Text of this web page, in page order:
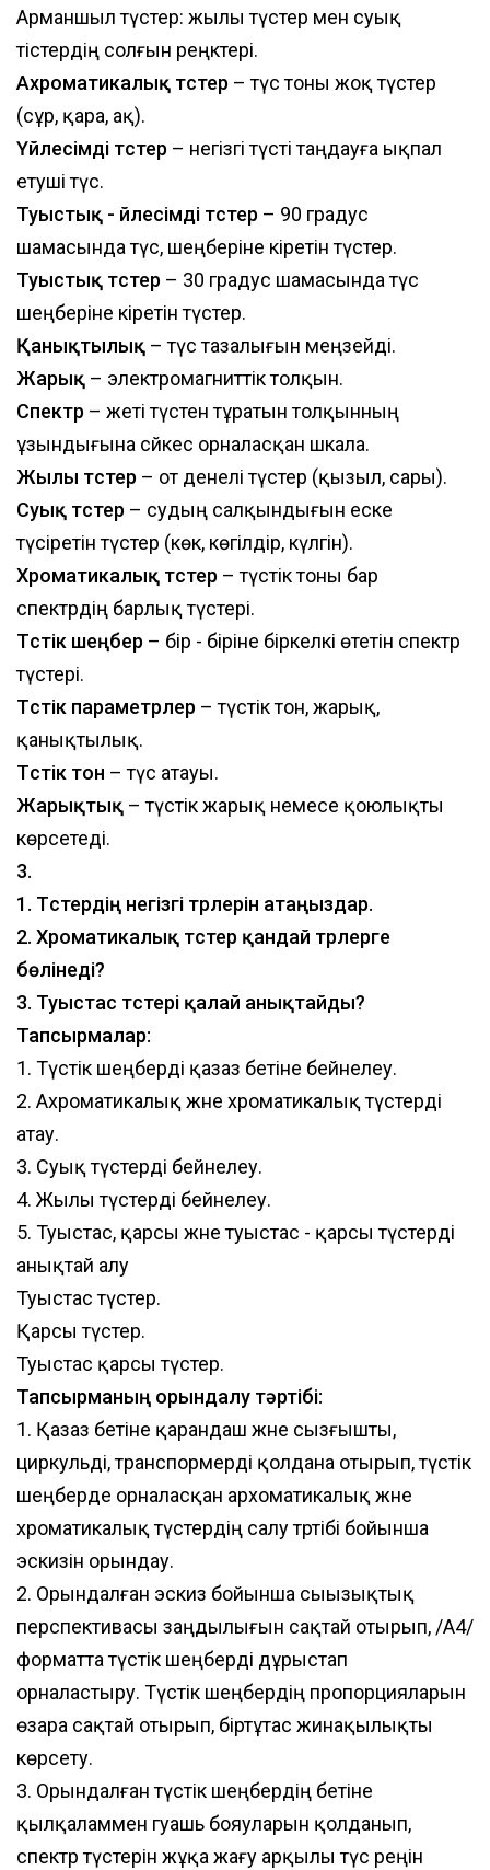
Арманшыл түстер: жылы түстер мен суық
тістердің солғын реңктері.
Ахроматикалық түстер – түс тоны жоқ түстер
(сұр, қара, ақ).
Үйлесімді түстер – негізгі түсті таңдауға ықпал
етуші түс.
Туыстық - үйлесімді түстер – 90 градус
шамасында түс, шеңберіне кіретін түстер.
Туыстық түстер – 30 градус шамасында түс
шеңберіне кіретін түстер.
Қанықтылық – түс тазалығын меңзейді.
Жарық – электромагниттік толқын.
Спектр – жеті түстен тұратын толқынның
ұзындығына сәйкес орналасқан шкала.
Жылы түстер – от денелі түстер (қызыл, сары).
Суық түстер – судың салқындығын еске
түсіретін түстер (көк, көгілдір, күлгін).
Хроматикалық түстер – түстік тоны бар
спектрдің барлық түстері.
Түстік шеңбер – бір - біріне біркелкі өтетін спектр
түстері.
Түстік параметрлер – түстік тон, жарық,
қанықтылық.
Түстік тон – түс атауы.
Жарықтық – түстік жарық немесе қоюлықты
көрсетеді.
3.
1. Түстердің негізгі түрлерін атаңыздар.
2. Хроматикалық түстер қандай түрлерге
бөлінеді?
3. Туыстас түстері қалай анықтайды?
Тапсырмалар:
1. Түстік шеңберді қазаз бетіне бейнелеу.
2. Ахроматикалық және хроматикалық түстерді
атау.
3. Суық түстерді бейнелеу.
4. Жылы түстерді бейнелеу.
5. Туыстас, қарсы және туыстас - қарсы түстерді
анықтай алу
Туыстас түстер.
Қарсы түстер.
Туыстас қарсы түстер.
Тапсырманың орындалу тәртібі:
1. Қазаз бетіне қарандаш және сызғышты,
циркульді, транспормерді қолдана отырып, түстік
шеңберде орналасқан архоматикалық және
хроматикалық түстердің салу тәртібі бойынша
эскизін орындау.
2. Орындалған эскиз бойынша сыызықтық
перспективасы заңдылығын сақтай отырып, /А4/
форматта түстік шеңберді дұрыстап
орналастыру. Түстік шеңбердің пропорцияларын
өзара сақтай отырып, біртұтас жинақылықты
көрсету.
3. Орындалған түстік шеңбердің бетіне
қылқаламмен гуашь бояуларын қолданып,
спектр түстерін жұқа жағу арқылы түс реңін